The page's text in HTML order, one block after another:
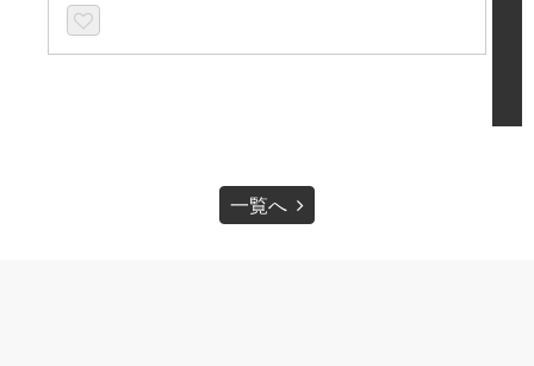
一覧へ